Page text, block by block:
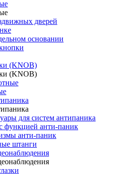
дверей
основании
(KNOB)
(KNOB)
для систем антипаника
функцией анти-паник
анти-паник
штанги